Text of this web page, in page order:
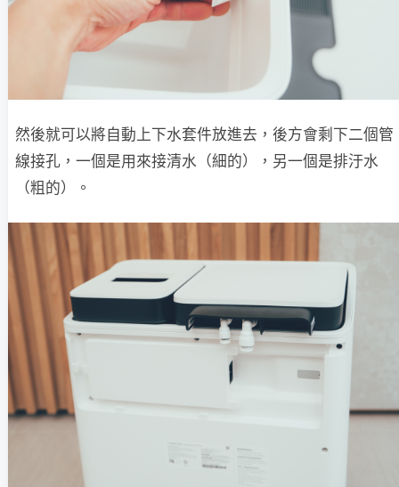
然後就可以將自動上下水套件放進去，後方會剩下二個管
線接孔，一個是用來接清水（細的），另一個是排汙水
（粗的）。